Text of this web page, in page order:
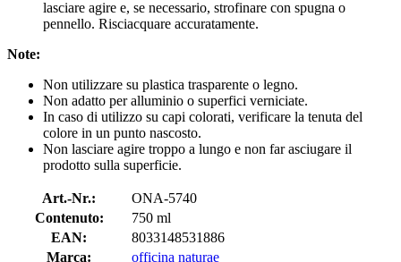
lasciare agire e, se necessario, strofinare con spugna o
pennello. Risciacquare accuratamente.
Note:
Non utilizzare su plastica trasparente o legno.
Non adatto per alluminio o superfici verniciate.
In caso di utilizzo su capi colorati, verificare la tenuta del
colore in un punto nascosto.
Non lasciare agire troppo a lungo e non far asciugare il
prodotto sulla superficie.
Art.-Nr.:
ONA-5740
Contenuto:
750 ml
EAN:
8033148531886
Marca:
officina naturae